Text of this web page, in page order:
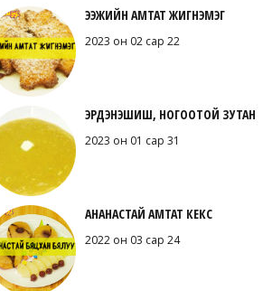
ЭЭЖИЙН АМТАТ ЖИГНЭМЭГ
2023 он 02 сар 22
ЭРДЭНЭШИШ, НОГООТОЙ ЗУТАН
2023 он 01 сар 31
АНАНАСТАЙ АМТАТ КЕКС
2022 он 03 сар 24